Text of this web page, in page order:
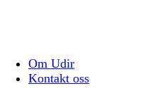
Om Udir
Kontakt oss